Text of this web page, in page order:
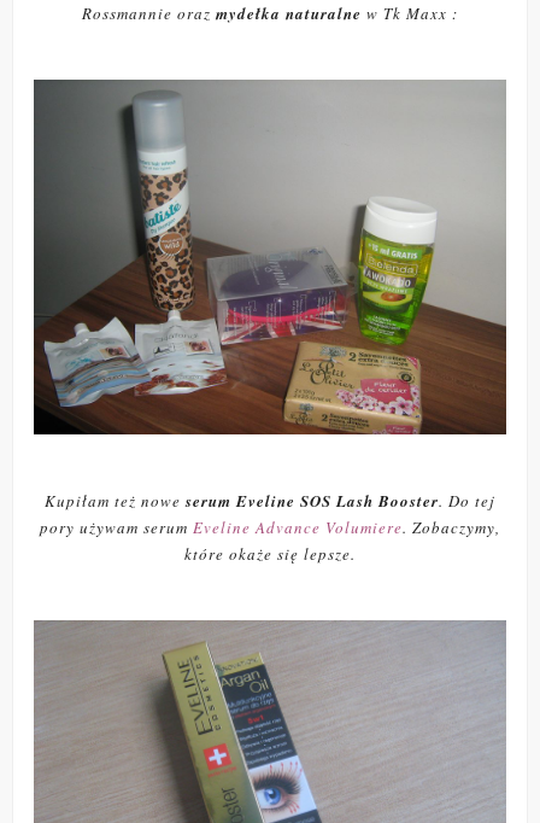
Rossmannie oraz mydełka naturalne w Tk Maxx :
Kupiłam też noweserum Eveline SOS Lash Booster. Do tej
pory używam serum Eveline Advance Volumiere. Zobaczymy,
które okaże się lepsze.